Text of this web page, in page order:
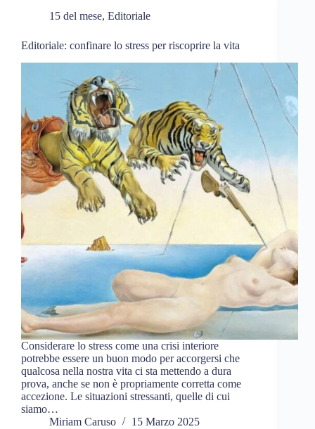
15 del mese, Editoriale
Editoriale: confinare lo stress per riscoprire la vita
Considerare lo stress come una crisi interiore
potrebbe essere un buon modo per accorgersi che
qualcosa nella nostra vita ci sta mettendo a dura
prova, anche se non è propriamente corretta come
accezione. Le situazioni stressanti, quelle di cui
siamo…
Miriam Caruso
15 Marzo 2025